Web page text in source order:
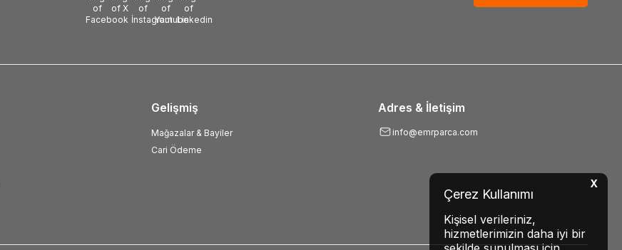
X
Çerez Kullanımı
Kişisel verileriniz,
hizmetlerimizin daha iyi bir
Adres & İletişim
info@emrparca.com
Gelişmiş
Mağazalar & Bayiler
Cari Ödeme